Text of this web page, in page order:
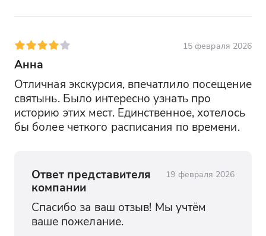
15 февраля 2026
Анна
Отличная экскурсия, впечатлило посещение
святынь. Было интересно узнать про
историю этих мест. Единственное, хотелось
бы более четкого расписания по времени.
Ответ представителя
компании
19 февраля 2026
Спасибо за ваш отзыв! Мы учтём
ваше пожелание.